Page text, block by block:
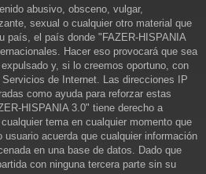
abusivo, obsceno, vulgar,
sexual o cualquier otro material que
país, el país donde "FAZER-HISPANIA
Hacer eso provocará que sea
y, si lo creemos oportuno, con
de Internet. Las direcciones IP
como ayuda para reforzar estas
HISPANIA 3.0" tiene derecho a
tema en cualquier momento que
acuerda que cualquier información
en una base de datos. Dado que
con ninguna tercera parte sin su